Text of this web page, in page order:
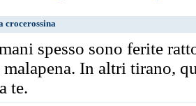
crocerossina
spesso sono ferite
In altri tirano,
te.